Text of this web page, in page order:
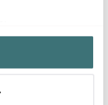
plats som
flera meter
skanna den för
uppgifter
kunder